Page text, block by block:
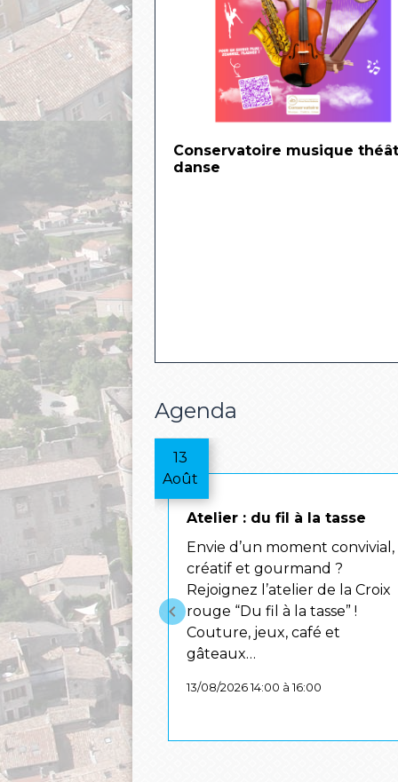
Conservatoire musique
danse
Agenda
13
Août
Atelier : du fil à la tasse
Envie d’un moment convivial,
créatif et gourmand ?
Rejoignez l’atelier de la Croix
rouge “Du fil à la tasse” !
Couture, jeux, café et
gâteaux…
13/08/2026 14:00 à 16:00
keyboard_arrow_left